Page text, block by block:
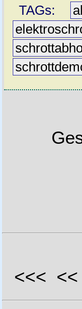
TAGs:
<<<